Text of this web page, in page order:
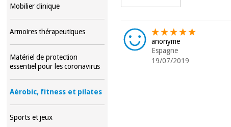
Mobilier clinique
Armoires thérapeutiques
Matériel de protection
essentiel pour les coronavirus
Aérobic, fitness et pilates
Sports et jeux
anonyme
Espagne
19/07/2019